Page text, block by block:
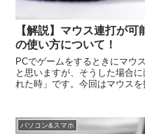
【解説】マウス連打が可
の使い方について！
PCでゲームをするときにマウ
と思いますが、そうした場合
れた時」です。今回はマウス
パソコン&スマホ